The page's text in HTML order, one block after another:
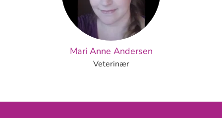
Mari Anne Andersen
Veterinær